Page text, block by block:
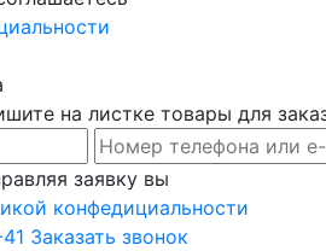
на листке товары для
заявку вы
конфедициальности
Заказать звонок